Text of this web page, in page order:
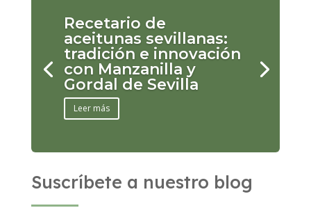
Recetario de
aceitunas sevillanas:
tradición e innovación
con Manzanilla y
Gordal de Sevilla
Leer más
Suscríbete a nuestro blog